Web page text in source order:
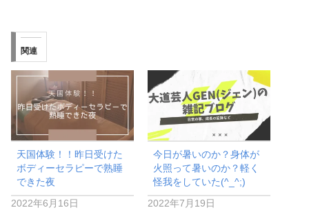
関連
天国体験！！昨日受けた
ボディーセラピーで熟睡
できた夜
2022年6月16日
今日が暑いのか？身体が
火照って暑いのか？軽く
怪我をしていた(^_^;)
2022年7月19日